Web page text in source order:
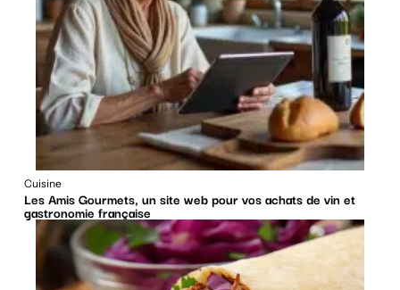
Cuisine
Les Amis Gourmets, un site web pour vos achats de vin et
gastronomie française